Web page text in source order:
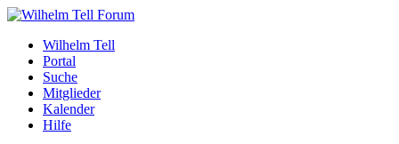
Wilhelm Tell
Portal
Suche
Mitglieder
Kalender
Hilfe